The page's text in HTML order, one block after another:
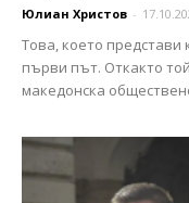
Юлиан Христов -
Това, което представи
първи път. Откакто
македонска